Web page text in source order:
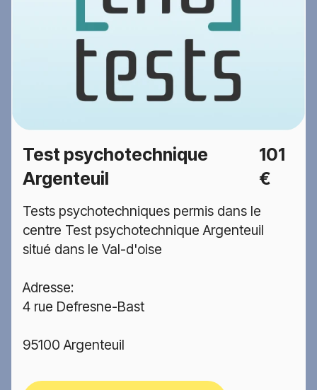
Test psychotechnique
Argenteuil
101
€
Tests psychotechniques permis dans le
centre Test psychotechnique Argenteuil
situé dans le Val-d'oise
Adresse:
4 rue Defresne-Bast
95100 Argenteuil